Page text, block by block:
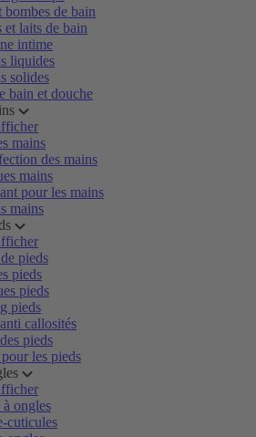
bombes de bain
et laits de bain
intime
liquides
solides
bain et douche
mains
des mains
mains
pour les mains
mains
pieds
pieds
pieds
pieds
callosités
pieds
les pieds
ongles
cuticules